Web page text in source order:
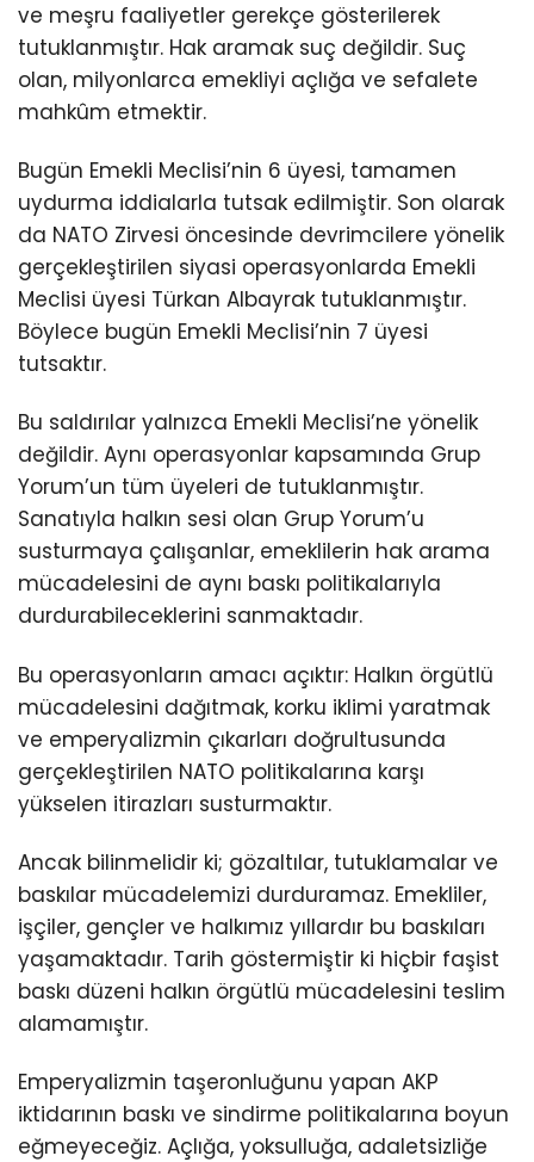
ve meşru faaliyetler gerekçe gösterilerek
tutuklanmıştır. Hak aramak suç değildir. Suç
olan, milyonlarca emekliyi açlığa ve sefalete
mahkûm etmektir.
Bugün Emekli Meclisi’nin 6 üyesi, tamamen
uydurma iddialarla tutsak edilmiştir. Son olarak
da NATO Zirvesi öncesinde devrimcilere yönelik
gerçekleştirilen siyasi operasyonlarda Emekli
Meclisi üyesi Türkan Albayrak tutuklanmıştır.
Böylece bugün Emekli Meclisi’nin 7 üyesi
tutsaktır.
Bu saldırılar yalnızca Emekli Meclisi’ne yönelik
değildir. Aynı operasyonlar kapsamında Grup
Yorum’un tüm üyeleri de tutuklanmıştır.
Sanatıyla halkın sesi olan Grup Yorum’u
susturmaya çalışanlar, emeklilerin hak arama
mücadelesini de aynı baskı politikalarıyla
durdurabileceklerini sanmaktadır.
Bu operasyonların amacı açıktır: Halkın örgütlü
mücadelesini dağıtmak, korku iklimi yaratmak
ve emperyalizmin çıkarları doğrultusunda
gerçekleştirilen NATO politikalarına karşı
yükselen itirazları susturmaktır.
Ancak bilinmelidir ki; gözaltılar, tutuklamalar ve
baskılar mücadelemizi durduramaz. Emekliler,
işçiler, gençler ve halkımız yıllardır bu baskıları
yaşamaktadır. Tarih göstermiştir ki hiçbir faşist
baskı düzeni halkın örgütlü mücadelesini teslim
alamamıştır.
Emperyalizmin taşeronluğunu yapan AKP
iktidarının baskı ve sindirme politikalarına boyun
eğmeyeceğiz. Açlığa, yoksulluğa, adaletsizliğe